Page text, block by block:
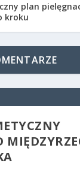
plan
kroku